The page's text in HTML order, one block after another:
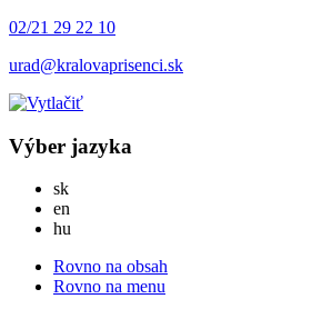
02/21 29 22 10
urad@kralovaprisenci.sk
Výber jazyka
skSlovensky
en
hu
Rovno na obsah
Rovno na menu